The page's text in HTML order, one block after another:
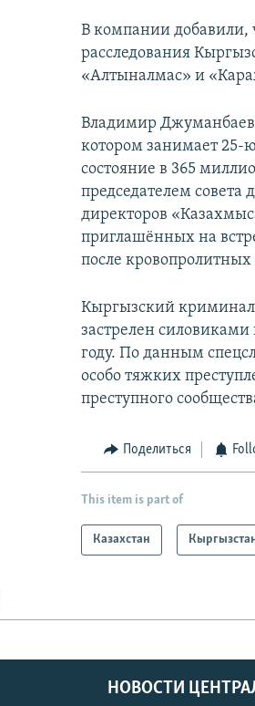
В компании добавили,
расследования
«Алтыналмас» и
Владимир Джуманбаев
котором занимает 25-
состояние в 365
председателем
директоров
приглашённых на
после
Кыргызский
застрелен
году. По данным
особо тяжких
преступного
Поделиться
This item is part of
Казахстан
НОВОСТИ